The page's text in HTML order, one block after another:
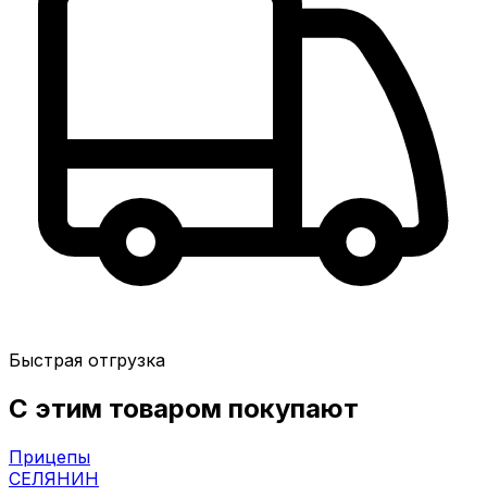
Быстрая отгрузка
С этим товаром покупают
Прицепы
СЕЛЯНИН